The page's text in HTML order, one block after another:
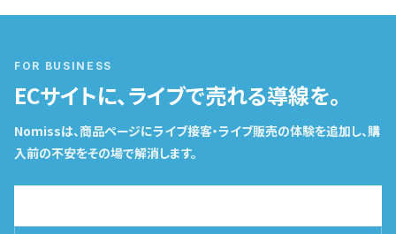
FOR BUSINESS
ECサイトに、ライブで売れる導線を。
Nomissは、商品ページにライブ接客・ライブ販売の体験を追加し、購
入前の不安をその場で解消します。